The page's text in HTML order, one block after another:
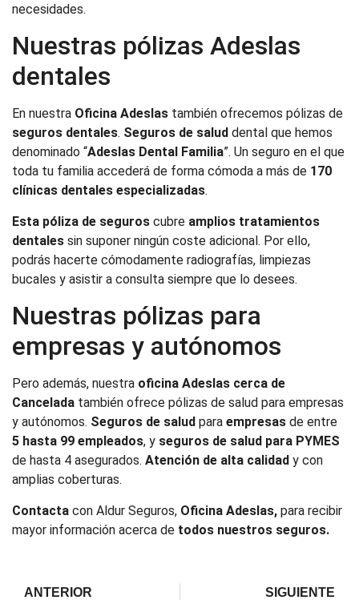
necesidades.
Nuestras pólizas Adeslas
dentales
En nuestra Oficina Adeslas también ofrecemos pólizas de
seguros dentales. Seguros de salud dental que hemos
denominado “Adeslas Dental Familia”. Un seguro en el que
toda tu familia accederá de forma cómoda a más de 170
clínicas dentales especializadas.
Esta póliza de seguros cubre amplios tratamientos
dentales sin suponer ningún coste adicional. Por ello,
podrás hacerte cómodamente radiografías, limpiezas
bucales y asistir a consulta siempre que lo desees.
Nuestras pólizas para
empresas y autónomos
Pero además, nuestra oficina Adeslas cerca de
Cancelada también ofrece pólizas de salud para empresas
y autónomos. Seguros de salud para empresas de entre
5 hasta 99 empleados, y seguros de salud para PYMES
de hasta 4 asegurados. Atención de alta calidad y con
amplias coberturas.
Contacta con Aldur Seguros, Oficina Adeslas, para recibir
mayor información acerca de todos nuestros seguros.
ANTERIOR
SIGUIENTE